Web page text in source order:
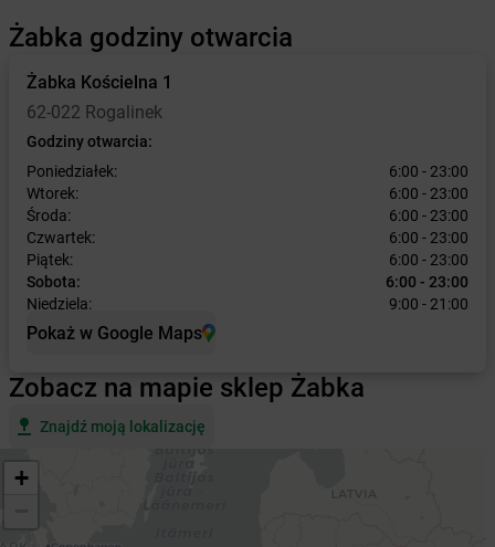
Żabka godziny otwarcia
Żabka Kościelna 1
62-022 Rogalinek
Godziny otwarcia:
Poniedziałek:
6:00 - 23:00
Wtorek:
6:00 - 23:00
Środa:
6:00 - 23:00
Czwartek:
6:00 - 23:00
Piątek:
6:00 - 23:00
Sobota:
6:00 - 23:00
Niedziela:
9:00 - 21:00
Pokaż w Google Maps
Zobacz na mapie sklep Żabka
Znajdź moją lokalizację
+